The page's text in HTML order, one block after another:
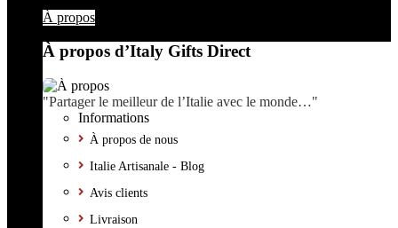
À propos
À propos d’Italy Gifts Direct
"Partager le meilleur de l’Italie avec le monde…"
Informations
À propos de nous
Italie Artisanale - Blog
Avis clients
Livraison